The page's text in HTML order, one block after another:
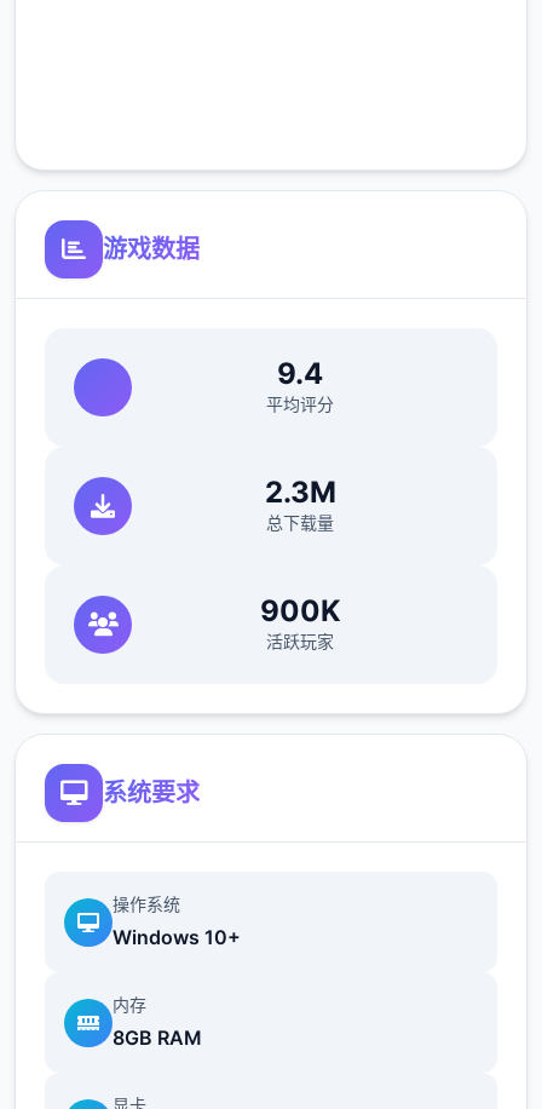
游戏数据
9.4
平均评分
2.3M
总下载量
900K
活跃玩家
系统要求
操作系统
Windows 10+
内存
8GB RAM
显卡